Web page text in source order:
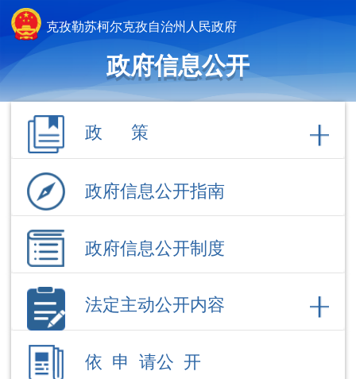
克孜勒苏柯尔克孜自治州人民政府
政府信息公开
政府信息公开指南
法定主动公开内容
依 申 请公 开
政府信息公开年报